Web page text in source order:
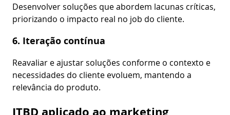
Desenvolver soluções que abordem lacunas críticas,
priorizando o impacto real no job do cliente.
6. Iteração contínua
Reavaliar e ajustar soluções conforme o contexto e
necessidades do cliente evoluem, mantendo a
relevância do produto.
JTBD aplicado ao marketing